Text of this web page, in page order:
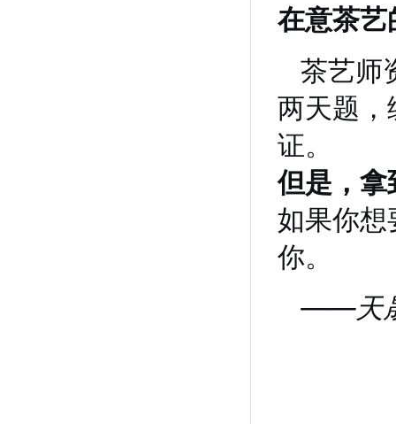
在意茶艺
茶艺师
两天题，
证。
但是，拿
如果你想
你。
——天